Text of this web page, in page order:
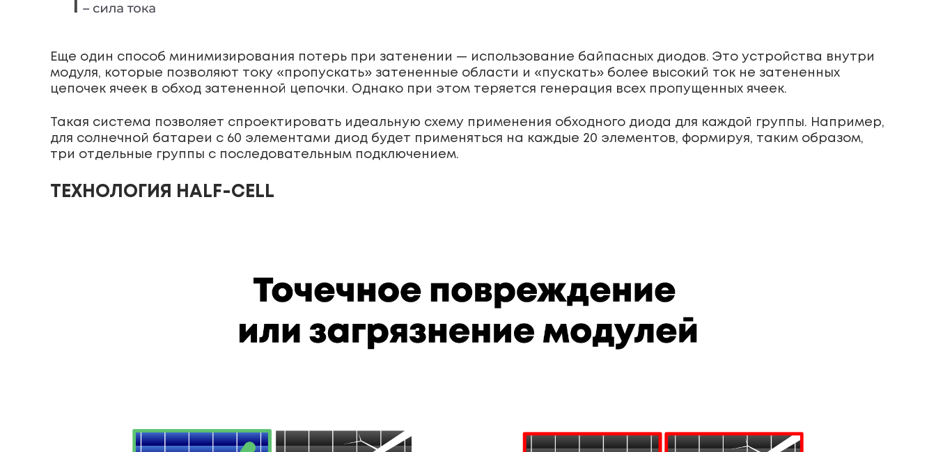
Еще один способ минимизирования потерь при затенении — использование байпасных диодов. Это устройства внутри
модуля, которые позволяют току «пропускать» затененные области и «пускать» более высокий ток не затененных
цепочек ячеек в обход затененной цепочки. Однако при этом теряется генерация всех пропущенных ячеек.
Такая система позволяет спроектировать идеальную схему применения обходного диода для каждой группы. Например,
для солнечной батареи с 60 элементами диод будет применяться на каждые 20 элементов, формируя, таким образом,
три отдельные группы с последовательным подключением.
ТЕХНОЛОГИЯ HALF-CELL